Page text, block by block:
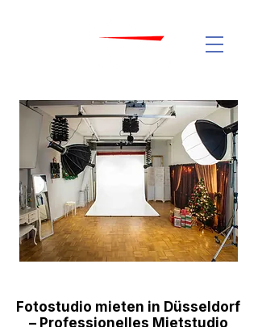
Fotostudio mieten in Düsseldorf
– Professionelles Mietstudio